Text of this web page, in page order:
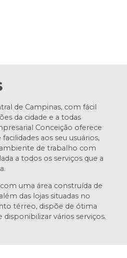
de Campinas, com fácil
da cidade e a todas
Conceição oferece
aos seu usuários,
de trabalho com
a todos os serviços que a
uma área construída de
das lojas situadas no
térreo, dispõe de ótima
disponibilizar vários serviços.